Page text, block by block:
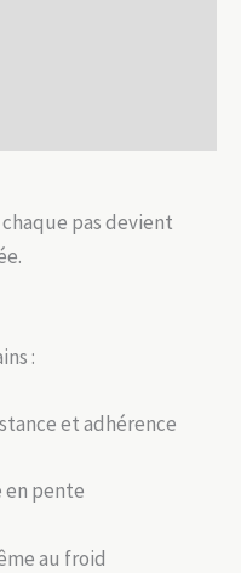
pas devient
:
et adhérence
en pente
au froid